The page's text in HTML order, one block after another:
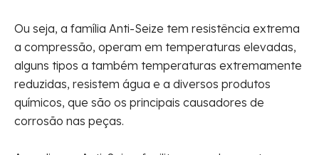
Ou seja, a família Anti-Seize tem resistência extrema
a compressão, operam em temperaturas elevadas,
alguns tipos a também temperaturas extremamente
reduzidas, resistem água e a diversos produtos
químicos, que são os principais causadores de
corrosão nas peças.